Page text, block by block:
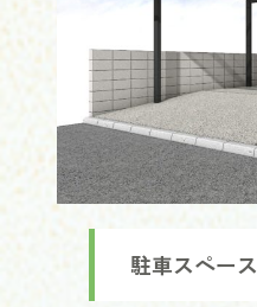
駐車スペース